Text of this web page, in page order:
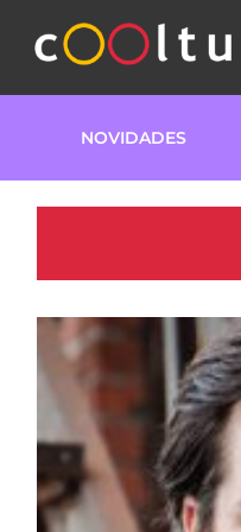
NOVIDADES